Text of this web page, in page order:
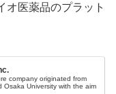
オ医薬品のプラット
company originated from
Osaka University with the aim